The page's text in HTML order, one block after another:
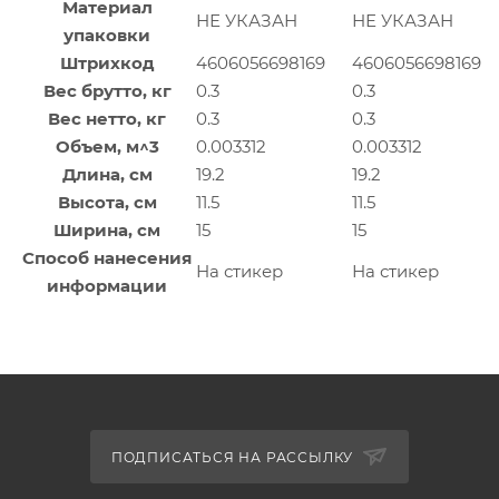
Материал
упаковки
НЕ УКАЗАН
НЕ УКАЗАН
Штрихкод
4606056698169
4606056698169
Вес брутто, кг
0.3
0.3
Вес нетто, кг
0.3
0.3
Объем, м^3
0.003312
0.003312
Длина, см
19.2
19.2
Высота, см
11.5
11.5
Ширина, см
15
15
Способ нанесения
информации
На стикер На стикер
ПОДПИСАТЬСЯ НА РАССЫЛКУ